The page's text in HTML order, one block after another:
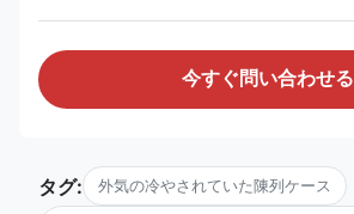
今すぐ問い合わせる
タグ: 外気の冷やされていた陳列ケース